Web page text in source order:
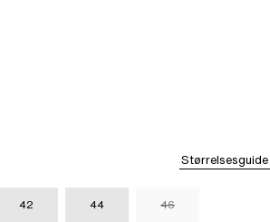
Størrelsesguide
42 44 46